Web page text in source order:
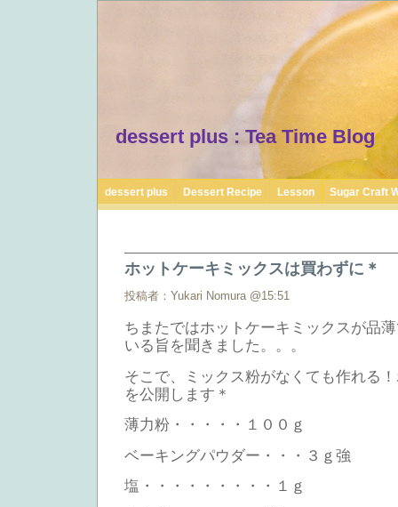
dessert plus : Tea Time Blog
dessert plus Dessert Recipe Lesson Sugar Craft
ホットケーキミックスは買わずに＊
投稿者：Yukari Nomura @15:51
ちまたではホットケーキミックスが品
いる旨を聞きました。。。
そこで、ミックス粉がなくても作れる
を公開します＊
薄力粉・・・・・１００ｇ
ベーキングパウダー・・・３ｇ強
塩・・・・・・・・・１ｇ